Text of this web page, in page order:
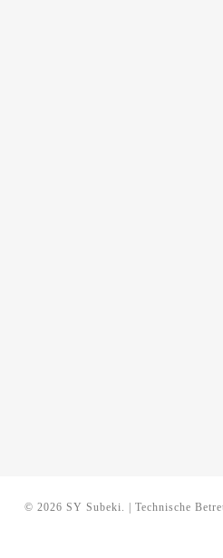
© 2026 SY Subeki. | Technische